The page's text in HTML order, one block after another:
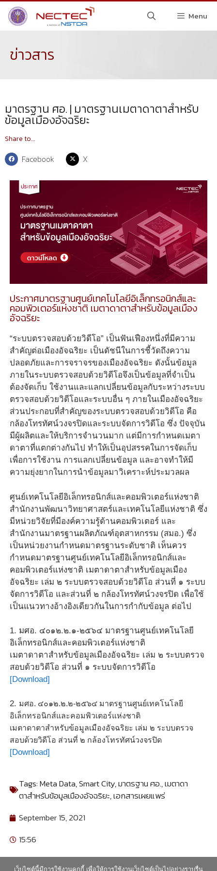
Menu
ข่าวสาร
มาตรฐาน ศอ. | มาตรฐานเมตาดาตาสําหรับ
ข้อมูลเมืองอัจฉริยะ
Share to...
Facebook X
ประกาศมาตรฐานศูนย์เทคโนโลยีอิเล็กทรอนิกส์และ
คอมพิวเตอร์แห่งชาติ เมตาดาตาสำหรับข้อมูลเมือง
อัจฉริยะ
“ระบบตรวจสอบด้วยวิดีโอ” เป็นฟันเฟืองหนึ่งที่มีความ
สำคัญต่อเมืองอัจฉริยะ เป็นดัชนีในการชี้วัดถึงความ
ปลอดภัยและการจราจรของเมืองอัจฉริยะ ดังนั้นข้อมูล
ภายในระบบตรวจสอบด้วยวิดีโอจึงเป็นข้อมูลที่จำเป็น
ต้องจัดเก็บ ใช้งานและแลกเปลี่ยนข้อมูลกับระหว่างระบบ
ตรวจสอบด้วยวิดีโอและระบบอื่น ๆ ภายในเมืองอัจฉริยะ
ส่วนประกอบที่สำคัญของระบบตรวจสอบด้วยวิดีโอ คือ
กล้องโทรทัศน์วงจรปิดและระบบจัดการวิดีโอ ซึ่ง ปัจจุบัน
มีผู้ผลิตและให้บริการจำนวนมาก แต่มีการกำหนดเมตา
ดาตาที่แตกต่างกันไป ทำให้เป็นอุปสรรคในการจัดเก็บ
เพื่อการใช้งาน การแลกเปลี่ยนข้อมูล และอาจทำให้มี
ความยุ่งยากในการนำข้อมูลมาวิเคราะห์ประมวลผล
ศูนย์เทคโนโลยีอิเล็กทรอนิกส์และคอมพิวเตอร์แห่งชาติ
สำนักงานพัฒนาวิทยาศาสตร์และเทคโนโลยีแห่งชาติ ซึ่ง
มีหน่วยวิจัยที่มีองค์ความรู้ด้านคอมพิวเตอร์ และ
สำนักงานมาตรฐานผลิตภัณฑ์อุตสาหกรรม (สมอ.) ซึ่ง
เป็นหน่วยงานกำหนดมาตรฐานระดับชาติ เห็นควร
กำหนดมาตรฐานศูนย์เทคโนโลยีอิเล็กทรอนิกส์และ
คอมพิวเตอร์แห่งชาติ เมตาดาตาสำหรับข้อมูลเมือง
อัจฉริยะ เล่ม ๒ ระบบตรวจสอบด้วยวิดีโอ ส่วนที่ ๑ ระบบ
จัดการวิดีโอ และส่วนที่ ๒ กล้องโทรทัศน์วงจรปิด เพื่อใช้
เป็นแนวทางอ้างอิงเดียวกันในการกำกับข้อมูล ต่อไป
1. มศอ. ๔๐๑๒.๒.๑-๒๕๖๔ มาตรฐานศูนย์เทคโนโลยี
อิเล็กทรอนิกส์และคอมพิวเตอร์แห่งชาติ
เมตาดาตาสำหรับข้อมูลเมืองอัจฉริยะ เล่ม ๒ ระบบตรวจ
สอบด้วยวิดีโอ ส่วนที่ ๑ ระบบจัดการวิดีโอ
[Download]
2. มศอ. ๔๐๑๒.๒.๒-๒๕๖๔ มาตรฐานศูนย์เทคโนโลยี
อิเล็กทรอนิกส์และคอมพิวเตอร์แห่งชาติ
เมตาดาตาสำหรับข้อมูลเมืองอัจฉริยะ เล่ม ๒ ระบบตรวจ
สอบด้วยวิดีโอ ส่วนที่ ๒ กล้องโทรทัศน์วงจรปิด
[Download]
Tags:Meta Data,Smart City,มาตรฐาน ศอ.,เมตาดา
ตาสําหรับข้อมูลเมืองอัจฉริยะ,เอกสารเผยแพร่
September 15, 2021
15:56
เว็บไซต์นี้มีการใช้งานคุกกี้ เพื่อให้การใช้งานเว็บไซต์เป็นไปอย่างราบรื่น